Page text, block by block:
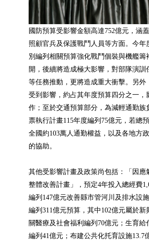
國防預算受影響金額高達752億元，涵
照顧官兵及保護戰鬥人員等方面。今
別編列相關預算強化戰鬥個裝與機艦
開，後續將造成極大影響，對部隊演
等任務推動，更將造成重大衝擊。另外
受到影響，約占其年度預算四分之一
作；至於交通預算部分，為減輕通勤族
票執行計畫115年度編列75億元，若總
全國約103萬人通勤權益，以及各地方
的協助。
其他受影響計畫及政策尚包括：「因
整體改善計畫」，預定4年投入總經費
編列147億元改善縣市管河川及排水設
編列311億元預算，其中102億元屬於
關醫療及社會福利編列70億元；生育
編列41億元；布建公共化托育設施13.7